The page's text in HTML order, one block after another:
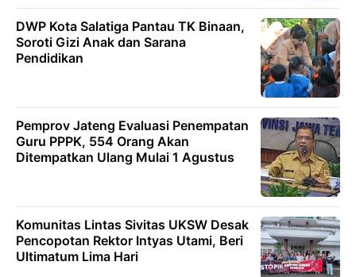
DWP Kota Salatiga Pantau TK Binaan,
Soroti Gizi Anak dan Sarana
Pendidikan
Pemprov Jateng Evaluasi Penempatan
Guru PPPK, 554 Orang Akan
Ditempatkan Ulang Mulai 1 Agustus
Komunitas Lintas Sivitas UKSW Desak
Pencopotan Rektor Intyas Utami, Beri
Ultimatum Lima Hari